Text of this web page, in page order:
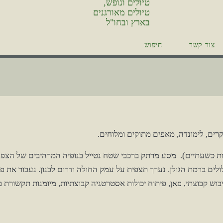
צור קשר חיפוש
לימונדה, מאפים מתוקים ומלוחים.
כשעתיים). מסע מרתק ברכבי שטח נטייל בנופיה המרהיבים של
ברמת הגולן. נערך תצפית על עמק החולה ודרום לבנון. נעבור את
קבוצתי, פאן, פיתוח יכולות אסטרטגיה קבוצתיות, מיומנות תקשורת